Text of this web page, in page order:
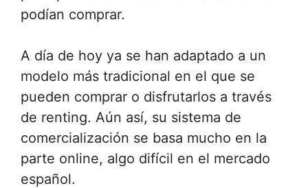
podían comprar.
A día de hoy ya se han adaptado a un
modelo más tradicional en el que se
pueden comprar o disfrutarlos a través
de renting. Aún así, su sistema de
comercialización se basa mucho en la
parte online, algo difícil en el mercado
español.